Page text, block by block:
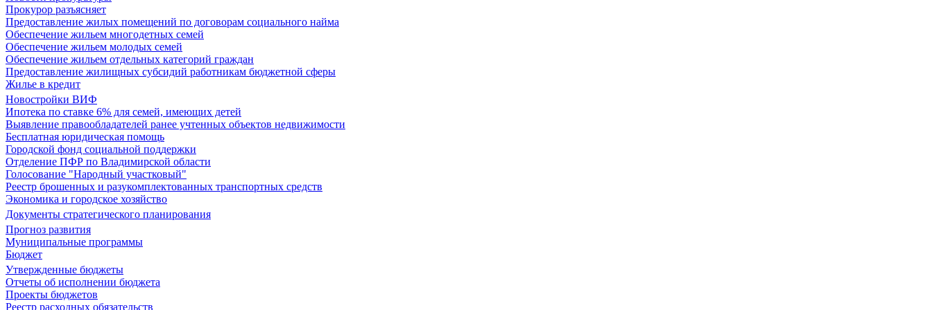
Прокурор разъясняет
Предоставление жилых помещений по договорам социального найма
Обеспечение жильем многодетных семей
Обеспечение жильем молодых семей
Обеспечение жильем отдельных категорий граждан
Предоставление жилищных субсидий работникам бюджетной сферы
Жилье в кредит
Новостройки ВИФ
Ипотека по ставке 6% для семей, имеющих детей
Выявление правообладателей ранее учтенных объектов недвижимости
Бесплатная юридическая помощь
Городской фонд социальной поддержки
Отделение ПФР по Владимирской области
Голосование "Народный участковый"
Реестр брошенных и разукомплектованных транспортных средств
Экономика и городское хозяйство
Документы стратегического планирования
Прогноз развития
Муниципальные программы
Бюджет
Утвержденные бюджеты
Отчеты об исполнении бюджета
Проекты бюджетов
Реестр расходных обязательств